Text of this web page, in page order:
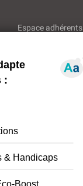
Espace adhérents